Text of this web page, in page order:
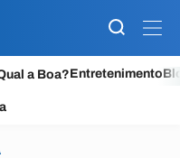
a Boa?Entretenimento